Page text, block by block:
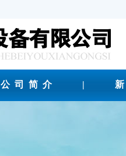
公司简介 |